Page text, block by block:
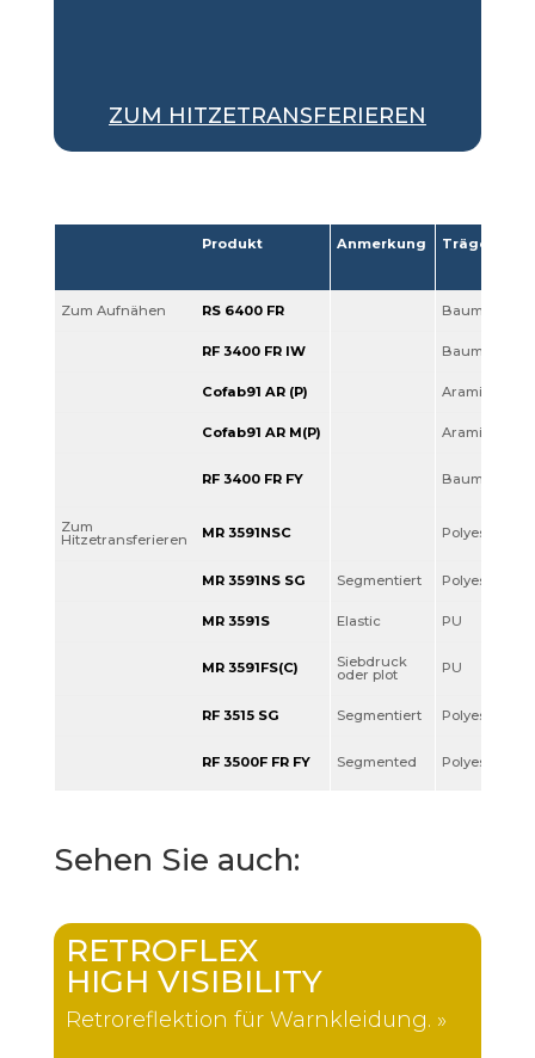
ZUM HITZETRANSFERIEREN
Produkt Anmerkung Träger
Zum Aufnähen RS 6400 FR Baumwolle
RF 3400 FR IW Baumwolle
Cofab91 AR (P) Aramid
Cofab91 AR M(P) Aramid
RF 3400 FR FY Baumwolle
Zum
Hitzetransferieren MR 3591NSC Polyester
MR 3591NS SG Segmentiert Polyester
MR 3591S Elastic PU
MR 3591FS(C) Siebdruck
oder plot PU
RF 3515 SG Segmentiert Polyester
RF 3500F FR FY Segmented Polyester
Sehen Sie auch:
RETROFLEX
HIGH VISIBILITY
Retroreflektion für Warnkleidung. »